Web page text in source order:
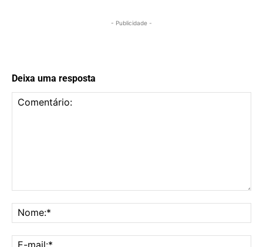
- Publicidade -
Deixa uma resposta